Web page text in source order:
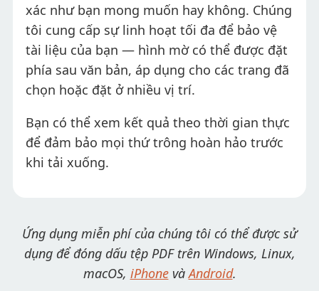
xác như bạn mong muốn hay không. Chúng
tôi cung cấp sự linh hoạt tối đa để bảo vệ
tài liệu của bạn — hình mờ có thể được đặt
phía sau văn bản, áp dụng cho các trang đã
chọn hoặc đặt ở nhiều vị trí.
Bạn có thể xem kết quả theo thời gian thực
để đảm bảo mọi thứ trông hoàn hảo trước
khi tải xuống.
Ứng dụng miễn phí của chúng tôi có thể được sử
dụng để đóng dấu tệp PDF trên Windows, Linux,
macOS, iPhonevàAndroid.